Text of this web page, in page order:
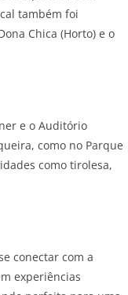
também foi
Chica (Horto) e o
e o Auditório
como no Parque
como tirolesa,
conectar com a
experiências